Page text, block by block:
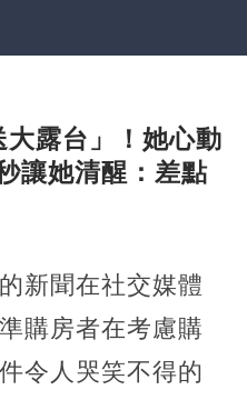
露台」！她心動
讓她清醒：差點
新聞在社交媒體
購房者在考慮購
令人哭笑不得的